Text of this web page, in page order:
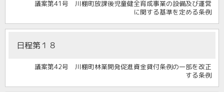
議案第41号 川棚町放課後児童健全育成事業の設備及び運営
に関する基準を定める条例
日程第１８
議案第42号 川棚町林業開発促進資金貸付条例の一部を改正
する条例